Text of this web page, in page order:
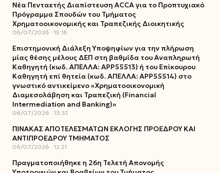
Νέα Πενταετής Διαπίστευση ACCA για το Προπτυχιακό
Πρόγραμμα Σπουδών του Τμήματος
Χρηματοοικονομικής και Τραπεζικής Διοικητικής
06/07/2026 15:16
Επιστημονική Διάλεξη Υποψηφίων για την πλήρωση
μίας θέσης μέλους ΔΕΠ στη βαθμίδα του Αναπληρωτή
Καθηγητή (κωδ. ΑΠΕΛΛΑ: ΑΡΡ55513) ή του Επίκουρου
Καθηγητή επί θητεία (κωδ. ΑΠΕΛΛΑ: ΑΡΡ55514) στο
γνωστικό αντικείμενο «Χρηματοοικονομική
Διαμεσολάβηση και Τραπεζική (Financial
Intermediation and Banking)»
06/07/2026 13:31
ΠΙΝΑΚΑΣ ΑΠΟΤΕΛΕΣΜΑΤΩΝ ΕΚΛΟΓΗΣ ΠΡΟΕΔΡΟΥ ΚΑΙ
ΑΝΤΙΠΡΟΕΔΡΟΥ ΤΜΗΜΑΤΟΣ
06/07/2026 12:21
Πραγματοποιήθηκε η 26η Τελετή Απονομής